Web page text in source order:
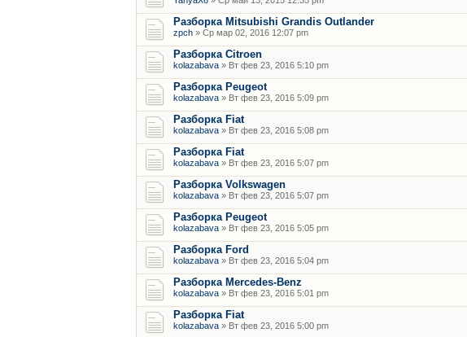
Разборка Mitsubishi Grandis Outlander
zpch » Ср мар 02, 2016 12:07 pm
Разборка Citroen
kolazabava » Вт фев 23, 2016 5:10 pm
Разборка Peugeot
kolazabava » Вт фев 23, 2016 5:09 pm
Разборка Fiat
kolazabava » Вт фев 23, 2016 5:08 pm
Разборка Fiat
kolazabava » Вт фев 23, 2016 5:07 pm
Разборка Volkswagen
kolazabava » Вт фев 23, 2016 5:07 pm
Разборка Peugeot
kolazabava » Вт фев 23, 2016 5:05 pm
Разборка Ford
kolazabava » Вт фев 23, 2016 5:04 pm
Разборка Mercedes-Benz
kolazabava » Вт фев 23, 2016 5:01 pm
Разборка Fiat
kolazabava » Вт фев 23, 2016 5:00 pm